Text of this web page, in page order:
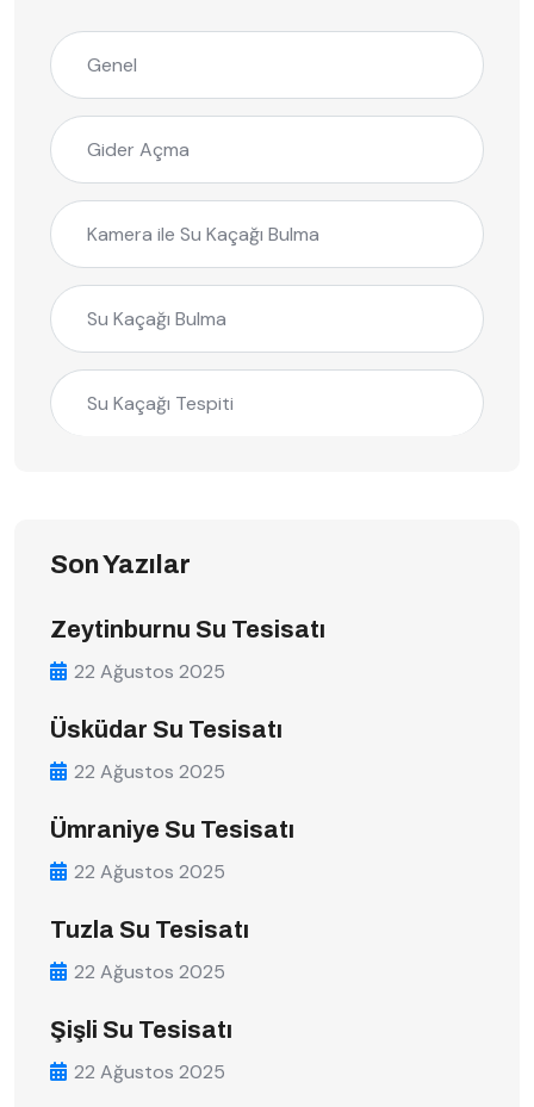
Genel
Gider Açma
Kamera ile Su Kaçağı Bulma
Su Kaçağı Bulma
Su Kaçağı Tespiti
Son Yazılar
Zeytinburnu Su Tesisatı
22 Ağustos 2025
Üsküdar Su Tesisatı
22 Ağustos 2025
Ümraniye Su Tesisatı
22 Ağustos 2025
Tuzla Su Tesisatı
22 Ağustos 2025
Şişli Su Tesisatı
22 Ağustos 2025